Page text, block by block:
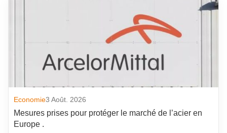
Economie3 Août. 2026
Mesures prises pour protéger le marché de l’acier en
Europe .